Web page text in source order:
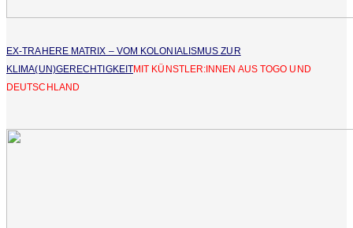
EX-TRAHERE MATRIX – VOM KOLONIALISMUS ZUR
KLIMA(UN)GERECHTIGKEITMIT KÜNSTLER:INNEN AUS TOGO UND
DEUTSCHLAND